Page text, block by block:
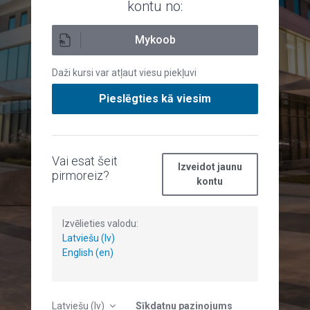
kontu no:
Mykoob
Daži kursi var atļaut viesu piekļuvi
Pieslēgties kā viesim
Vai esat šeit
pirmoreiz?
Izveidot jaunu
kontu
Izvēlieties valodu:
Latviešu (lv)
English (en)
Latviešu ‎(lv)‎ Sīkdatņu paziņojums